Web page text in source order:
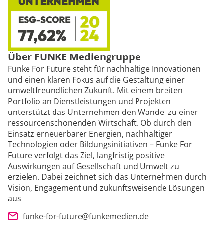
Über FUNKE Mediengruppe
Funke For Future steht für nachhaltige Innovationen
und einen klaren Fokus auf die Gestaltung einer
umweltfreundlichen Zukunft. Mit einem breiten
Portfolio an Dienstleistungen und Projekten
unterstützt das Unternehmen den Wandel zu einer
ressourcenschonenden Wirtschaft. Ob durch den
Einsatz erneuerbarer Energien, nachhaltiger
Technologien oder Bildungsinitiativen – Funke For
Future verfolgt das Ziel, langfristig positive
Auswirkungen auf Gesellschaft und Umwelt zu
erzielen. Dabei zeichnet sich das Unternehmen durch
Vision, Engagement und zukunftsweisende Lösungen
aus
funke-for-future@funkemedien.de